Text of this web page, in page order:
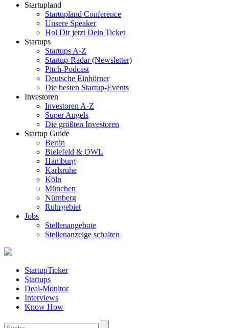
Startupland
Startupland Conference
Unsere Speaker
Hol Dir jetzt Dein Ticket
Startups
Startups A-Z
Startup-Radar (Newsletter)
Pitch-Podcast
Deutsche Einhörner
Die besten Startup-Events
Investoren
Investoren A-Z
Super Angels
Die größten Investoren
Startup Guide
Berlin
Bielefeld & OWL
Hamburg
Karlsruhe
Köln
München
Nürnberg
Ruhrgebiet
Jobs
Stellenangebote
Stellenanzeige schalten
StartupTicker
Startups
Deal-Monitor
Interviews
Know How